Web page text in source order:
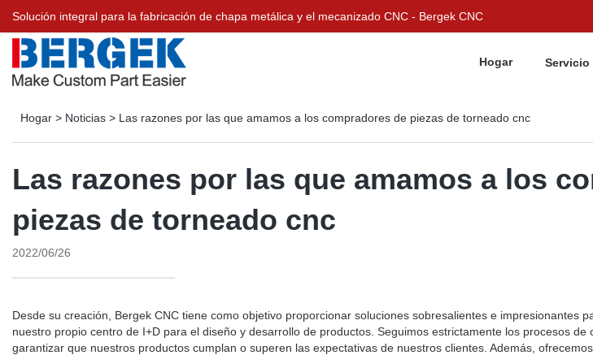
Solución integral para la fabricación de chapa metálica y el mecanizado CNC - Bergek CNC
Hogar Servicio
Hogar > Noticias > Las razones por las que amamos a los compradores de piezas de torneado cnc
Las razones por las que amamos a los
piezas de torneado cnc
2022/06/26
Desde su creación, Bergek CNC tiene como objetivo proporcionar soluciones sobresalientes e impresionantes
nuestro propio centro de I+D para el diseño y desarrollo de productos. Seguimos estrictamente los procesos de
garantizar que nuestros productos cumplan o superen las expectativas de nuestros clientes. Además,